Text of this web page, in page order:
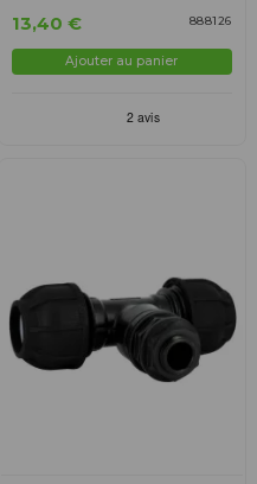
888126
13,40 €
Ajouter au panier